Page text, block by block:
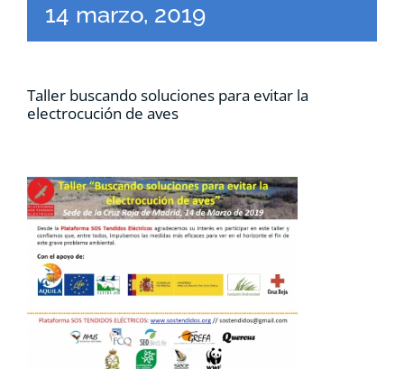
14 marzo, 2019
Taller buscando soluciones para evitar la
electrocución de aves